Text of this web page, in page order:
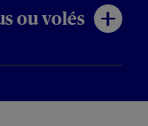
ou volés